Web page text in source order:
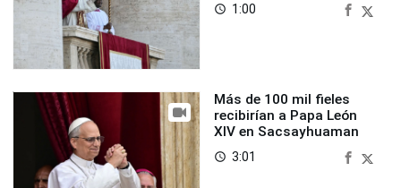
access_time 1:00
Más de 100 mil fieles
recibirían a Papa León
XIV en Sacsayhuaman
access_time 3:01